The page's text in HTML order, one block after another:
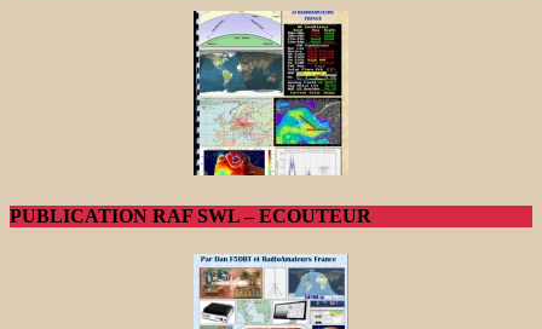
PUBLICATION RAF SWL – ECOUTEUR